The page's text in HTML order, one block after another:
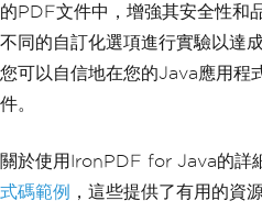
的PDF文件中，增強其安全性和
不同的自訂化選項進行實驗以達
您可以自信地在您的Java應用程
件。
關於使用IronPDF for Java的詳
式碼範例 ，這些提供了有用的資